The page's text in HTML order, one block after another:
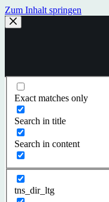
Zum Inhalt springen
Exact matches only
Search in title
Search in content
tns_dir_ltg